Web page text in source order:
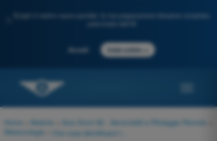
Scopri il nostro nuovo portale: la tua preparazione d'esame completa,
Accedi Inizia subito
Home Materie Quiz Droni A2 - Aeromobili a Pilotaggio Remoto
Meteorologia